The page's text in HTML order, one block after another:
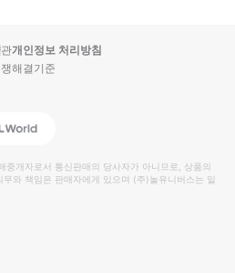
개인정보 처리방침
해결기준
Global
중개자로서 통신판매의 당사자가 아니므로, 상품의
와 책임은 판매자에게 있으며 (주)놀유니버스는 일